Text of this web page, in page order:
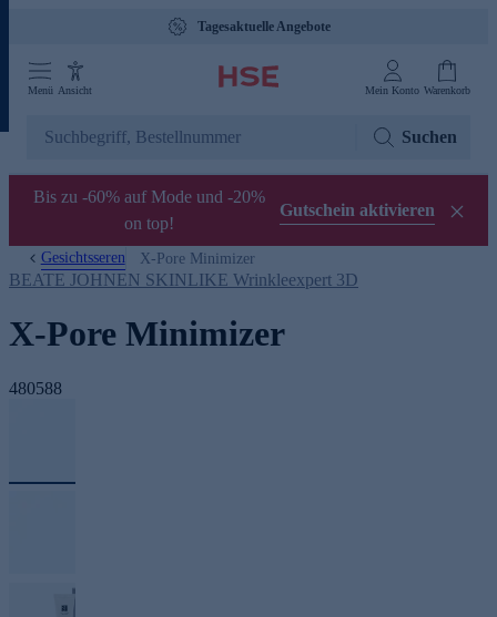
Tagesaktuelle Angebote
Menü Ansicht Mein Konto Warenkorb
Suchen
Bis zu -60% auf Mode und -20%
on top!
Gutschein aktivieren
Gesichtsseren X-Pore Minimizer
BEATE JOHNEN SKINLIKE Wrinkleexpert 3D
X-Pore Minimizer
480588